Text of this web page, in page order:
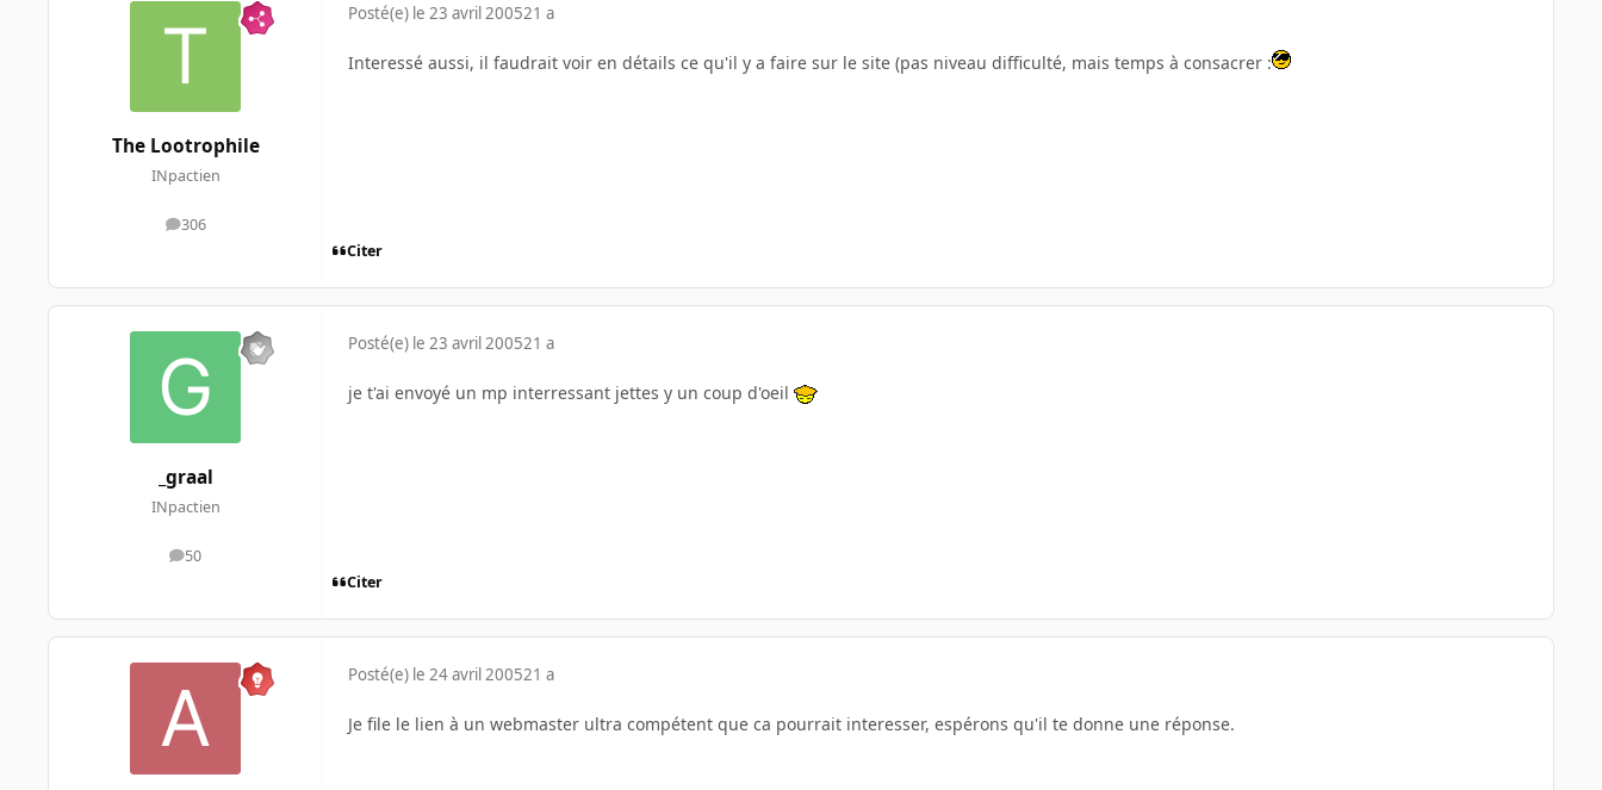
The Lootrophile
INpactien
306
messages
Posté(e) le 23 avril 200521 a
Interessé aussi, il faudrait voir en détails ce qu'il y a faire sur le site (pas niveau difficulté, mais temps à consacrer :
Citer
_graal
INpactien
50
messages
Posté(e) le 23 avril 200521 a
je t'ai envoyé un mp interressant jettes y un coup d'oeil
Citer
Posté(e) le 24 avril 200521 a
Je file le lien à un webmaster ultra compétent que ca pourrait interesser, espérons qu'il te donne une réponse.